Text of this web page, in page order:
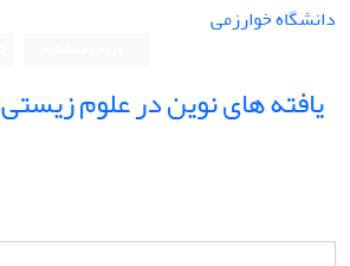
دانشگاه خوارزمی
یافته های نوین در علوم زیستی